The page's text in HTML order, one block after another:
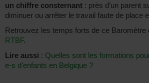
un chiffre consternant : près d’un parent
diminuer ou arrêter le travail faute de place
Retrouvez les temps forts de ce Baromètre
RTBF.
Lire aussi : Quelles sont les formations
e-s d’enfants en Belgique ?